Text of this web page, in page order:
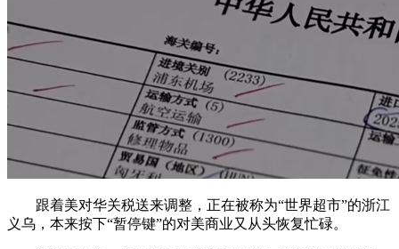
跟着美对华关税送来调整，正在被称为“世界超市”的浙江
义乌，本来按下“暂停键”的对美商业又从头恢复忙碌。